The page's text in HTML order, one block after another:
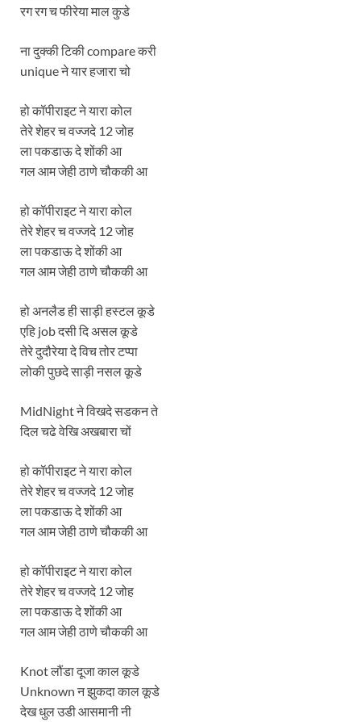
रग रग च फीरेया माल कुडे
ना दुक्की टिकी compare करी
unique ने यार हजारा चो
हो कॉपीराइट ने यारा कोल
तेरे शेहर च वज्जदे 12 जोह
ला पकडाऊ दे शोंकी आ
गल आम जेही ठाणे चौककी आ
हो कॉपीराइट ने यारा कोल
तेरे शेहर च वज्जदे 12 जोह
ला पकडाऊ दे शोंकी आ
गल आम जेही ठाणे चौककी आ
हो अनलैड ही साड़ी हस्टल कूडे
एहि job दसी दि असल कूडे
तेरे दुदौरेया दे विच तोर टप्पा
लोकी पुछदे साड़ी नसल कूडे
MidNight ने विखदे सडकन ते
दिल चढे वेखि अखबारा चों
हो कॉपीराइट ने यारा कोल
तेरे शेहर च वज्जदे 12 जोह
ला पकडाऊ दे शोंकी आ
गल आम जेही ठाणे चौककी आ
हो कॉपीराइट ने यारा कोल
तेरे शेहर च वज्जदे 12 जोह
ला पकडाऊ दे शोंकी आ
गल आम जेही ठाणे चौककी आ
Knot लौंडा दूजा काल कूडे
Unknown न झुकदा काल कूडे
देख धुल उडी आसमानी नी